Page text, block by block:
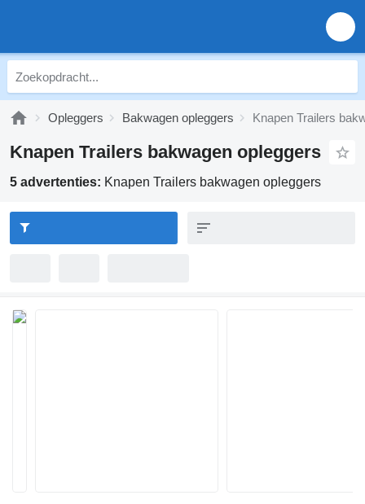
Opleggers Bakwagen opleggers Knapen Trailers
Knapen Trailers bakwagen opleggers
5 advertenties: Knapen Trailers bakwagen opleggers